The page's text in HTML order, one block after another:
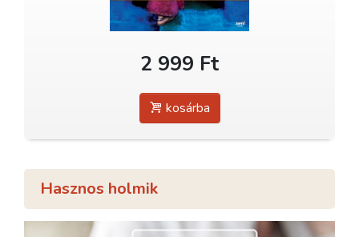
2 999 Ft
kosárba
Hasznos holmik